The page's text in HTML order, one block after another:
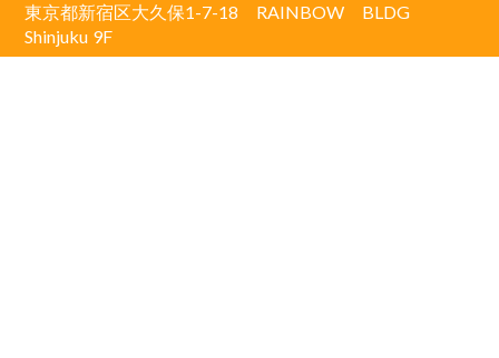
東京都新宿区大久保1-7-18 RAINBOW BLDG
Shinjuku 9F
電話をする
営業時間/9:00~17:00(土日祝除く) email